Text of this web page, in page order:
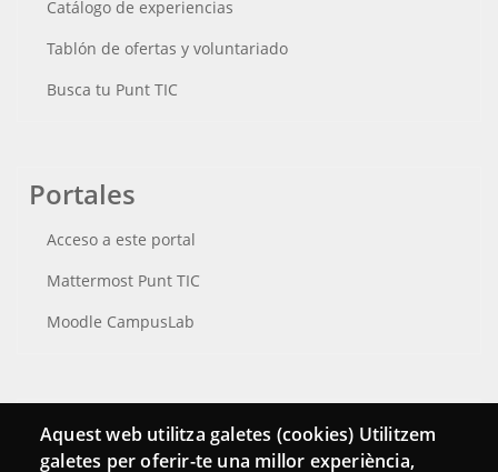
Catálogo de experiencias
Tablón de ofertas y voluntariado
Busca tu Punt TIC
Portales
Acceso a este portal
Mattermost Punt TIC
Moodle CampusLab
Conecta
Aquest web utilitza galetes (cookies) Utilitzem
galetes per oferir-te una millor experiència,